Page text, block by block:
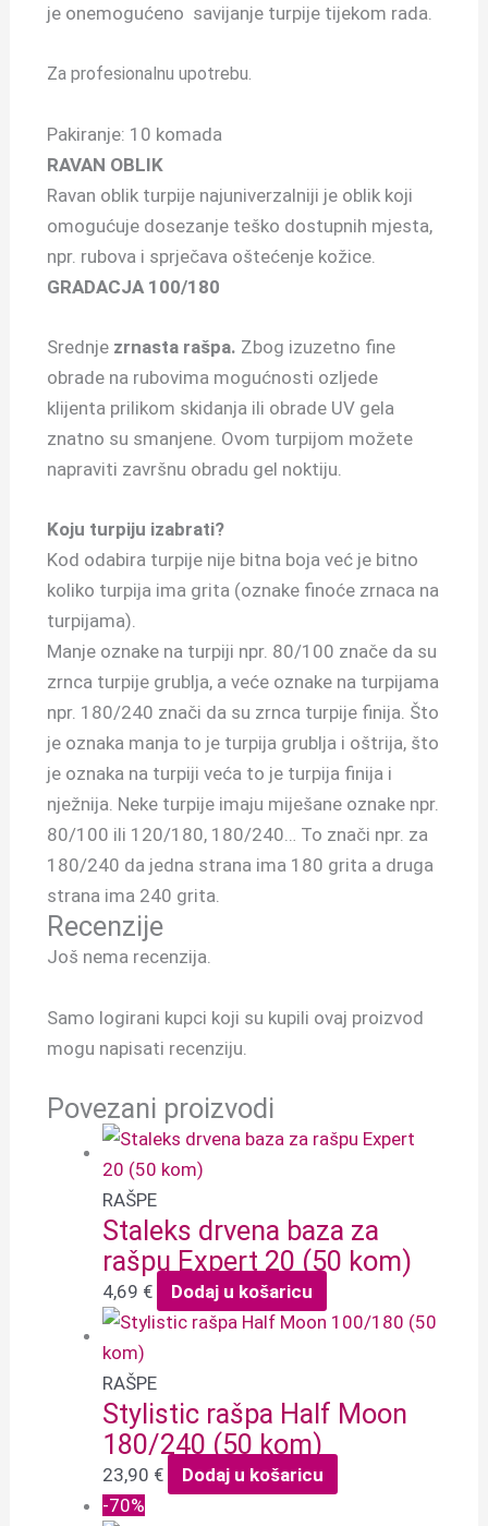
je onemogućeno savijanje turpije tijekom rada.
Za profesionalnu upotrebu.
Pakiranje: 10 komada
RAVAN OBLIK
Ravan oblik turpije najuniverzalniji je oblik koji
omogućuje dosezanje teško dostupnih mjesta,
npr. rubova i sprječava oštećenje kožice.
GRADACJA 100/180
Srednje zrnasta rašpa. Zbog izuzetno fine
obrade na rubovima mogućnosti ozljede
klijenta prilikom skidanja ili obrade UV gela
znatno su smanjene. Ovom turpijom možete
napraviti završnu obradu gel noktiju.
Koju turpiju izabrati?
Kod odabira turpije nije bitna boja već je bitno
koliko turpija ima grita (oznake finoće zrnaca na
turpijama).
Manje oznake na turpiji npr. 80/100 znače da su
zrnca turpije grublja, a veće oznake na turpijama
npr. 180/240 znači da su zrnca turpije finija. Što
je oznaka manja to je turpija grublja i oštrija, što
je oznaka na turpiji veća to je turpija finija i
nježnija. Neke turpije imaju miješane oznake npr.
80/100 ili 120/180, 180/240… To znači npr. za
180/240 da jedna strana ima 180 grita a druga
strana ima 240 grita.
Recenzije
Još nema recenzija.
Samo logirani kupci koji su kupili ovaj proizvod
mogu napisati recenziju.
Povezani proizvodi
RAŠPE
Staleks drvena baza za
rašpu Expert 20 (50 kom)
4,69 € Dodaj u košaricu
RAŠPE
Stylistic rašpa Half Moon
180/240 (50 kom)
23,90 €
Dodaj u košaricu
-70%